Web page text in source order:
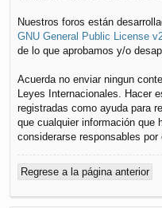
Nuestros foros están
GNU General Public License
de lo que aprobamos y/o
Acuerda no enviar ningun
Leyes Internacionales. Hacer
registradas como ayuda para
que cualquier información que
considerarse responsables
Regrese a la página anterior